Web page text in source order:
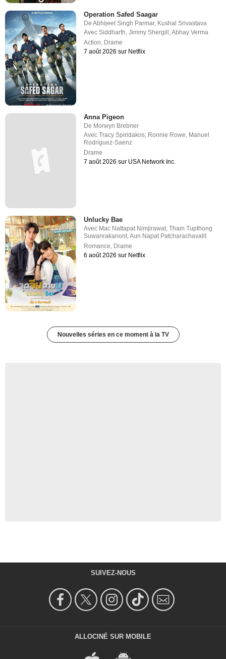
Operation Safed Saagar
DeAbhijeet Singh Parmar, Kushal Srivastava
AvecSiddharth ,Jimmy Shergill ,Abhay Verma
Action Drame
7 août 2026 sur Netflix
Anna Pigeon
De Morwyn Brebner
AvecTracy Spiridakos, Ronnie Rowe, Manuel
Rodriguez-Saenz
Drame
7 août 2026 sur USA Network Inc.
Unlucky Bae
Avec Mac Nattapat Nimjirawat,Tham Tupthong
Suwanrakanont,Aun Napat Patcharachavalit
Romance, Drame
6 août 2026 sur Netflix
Nouvelles séries en ce moment à la TV
SUIVEZ-NOUS
ALLOCINÉ SUR MOBILE